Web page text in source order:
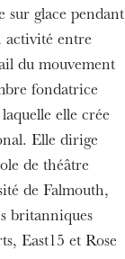
sur glace pendant
activité entre
du mouvement
fondatrice
elle crée
Elle dirige
de théâtre
de Falmouth,
britanniques
East15 et Rose